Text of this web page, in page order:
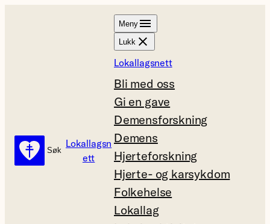
Søk
Søk
Lokallagsn
ett
Meny
Lukk
Lokallagsnett
Bli med oss
Gi en gave
Demensforskning
Demens
Hjerteforskning
Hjerte- og karsykdom
Folkehelse
Lokallag